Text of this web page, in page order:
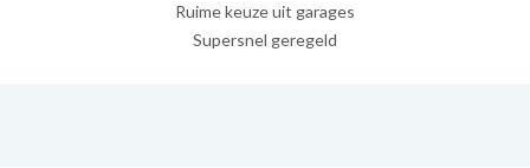
Ruime keuze uit garages
Supersnel geregeld